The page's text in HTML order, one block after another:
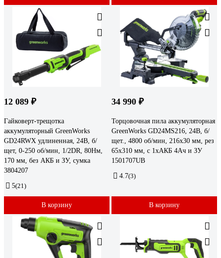
12 089 ₽
Гайковерт-трещотка
аккумуляторный GreenWorks
GD24RWX удлиненная, 24В, б/
щет, 0-250 об/мин, 1/2DR, 80Нм,
170 мм, без АКБ и ЗУ, сумка
3804207
5(21)
В корзину
34 990 ₽
Торцовочная пила аккумуляторная
GreenWorks GD24MS216, 24В, б/
щет., 4800 об/мин, 216x30 мм, рез
65х310 мм, с 1хАКБ 4Ач и ЗУ
1501707UB
4.7(3)
В корзину